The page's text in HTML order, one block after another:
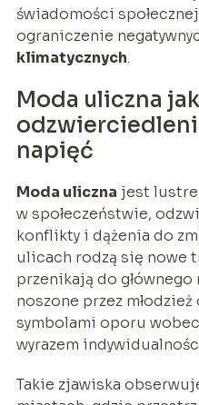
świadomości społecznej
ograniczenie
klimatycznych.
Moda uliczna
napięć
Moda uliczna jest
w społeczeństwie,
konflikty i dążenia do
ulicach rodzą się nowe
przenikają do
noszone przez
symbolami oporu
wyrazem
Takie zjawiska